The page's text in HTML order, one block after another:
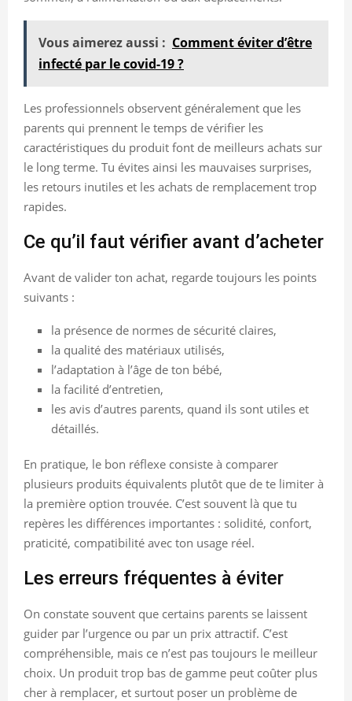
Vous aimerez aussi : Comment éviter d’être
infecté par le covid-19 ?
Les professionnels observent généralement que les
parents qui prennent le temps de vérifier les
caractéristiques du produit font de meilleurs achats sur
le long terme. Tu évites ainsi les mauvaises surprises,
les retours inutiles et les achats de remplacement trop
rapides.
Ce qu’il faut vérifier avant d’acheter
Avant de valider ton achat, regarde toujours les points
suivants :
la présence de normes de sécurité claires,
la qualité des matériaux utilisés,
l’adaptation à l’âge de ton bébé,
la facilité d’entretien,
les avis d’autres parents, quand ils sont utiles et
détaillés.
En pratique, le bon réflexe consiste à comparer
plusieurs produits équivalents plutôt que de te limiter à
la première option trouvée. C’est souvent là que tu
repères les différences importantes : solidité, confort,
praticité, compatibilité avec ton usage réel.
Les erreurs fréquentes à éviter
On constate souvent que certains parents se laissent
guider par l’urgence ou par un prix attractif. C’est
compréhensible, mais ce n’est pas toujours le meilleur
choix. Un produit trop bas de gamme peut coûter plus
cher à remplacer, et surtout poser un problème de